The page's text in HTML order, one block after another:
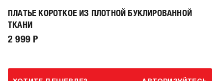
ПЛАТЬЕ КОРОТКОЕ ИЗ ПЛОТНОЙ БУКЛИРОВАННОЙ
ТКАНИ
2 999 Р